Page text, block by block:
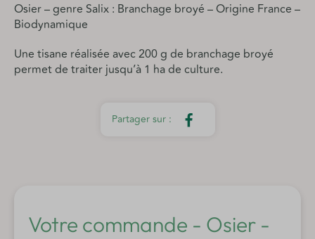
Osier – genre Salix : Branchage broyé – Origine France –
Biodynamique
Une tisane réalisée avec 200 g de branchage broyé
permet de traiter jusqu’à 1 ha de culture.
Votre commande - Osier -